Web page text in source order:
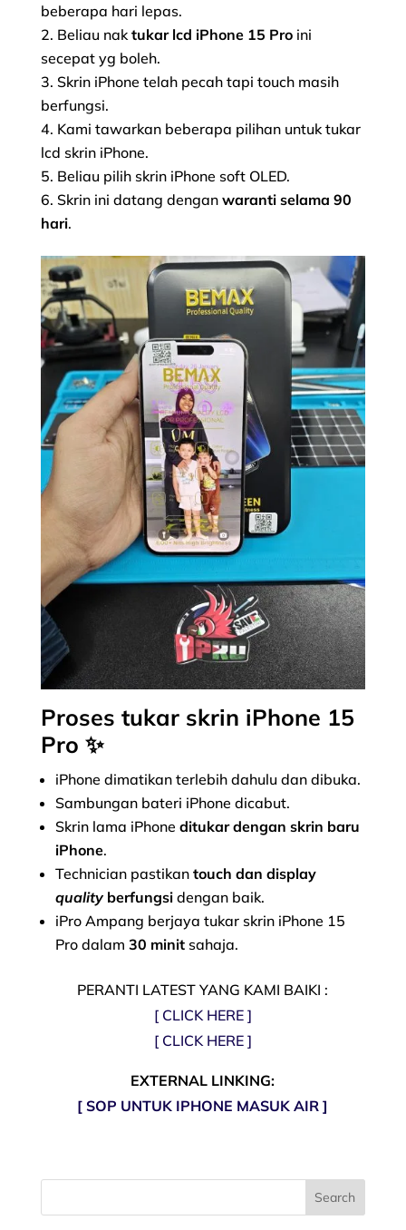
beberapa hari lepas.
Beliau nak tukar lcd iPhone 15 Proini
secepat yg boleh.
Skrin iPhone telah pecah tapi touch masih
berfungsi.
Kami tawarkan beberapa pilihan untuk tukar
lcd skrin iPhone.
Beliau pilih skrin iPhone soft OLED.
Skrin ini datang dengan waranti selama 90
hari.
Proses tukar skrin iPhone 15
Pro ✨
iPhone dimatikan terlebih dahulu dan dibuka.
Sambungan bateri iPhone dicabut.
Skrin lama iPhone ditukar dengan skrin baru
iPhone.
Technician pastikan touch dan display
qualityberfungsidengan baik.
iPro Ampang berjaya tukar skrin iPhone 15
Pro dalam 30 minitsahaja.
PERANTI LATEST YANG KAMI BAIKI :
[ CLICK HERE ]
[ CLICK HERE ]
EXTERNAL LINKING:
[ SOP UNTUK IPHONE MASUK AIR ]